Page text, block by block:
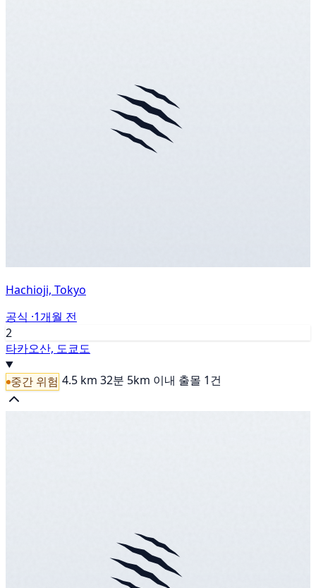
Hachioji, Tokyo
공식 ·1개월 전
2
타카오산, 도쿄도
중간 위험 4.5 km 32분 5km 이내 출몰 1건